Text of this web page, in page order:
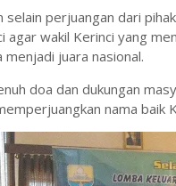
selain perjuangan dari
agar wakil Kerinci yang
menjadi juara nasional.
doa dan dukungan
nama